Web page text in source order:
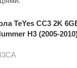
TeYes CC3 2K
H3 (2005-